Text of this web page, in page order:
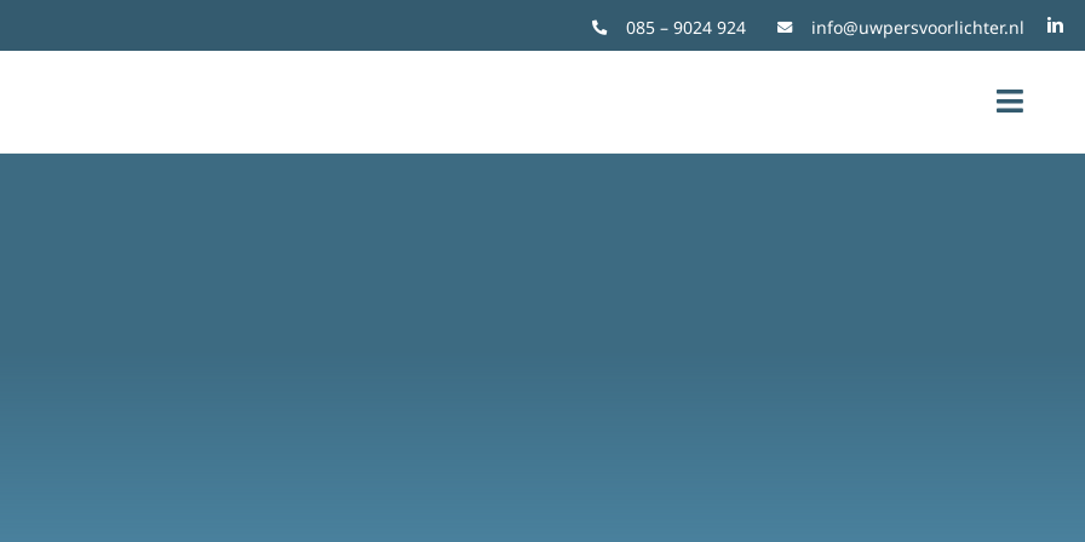
085 – 9024 924 info@uwpersvoorlichter.nl
Toggle